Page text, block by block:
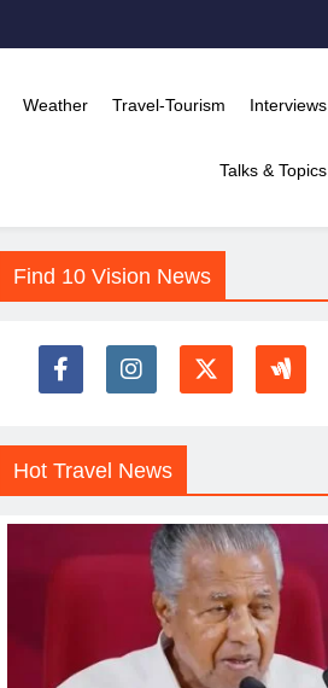
Weather Travel-Tourism Interviews
Talks & Topics
Find 10 Vision News
Hot Travel News